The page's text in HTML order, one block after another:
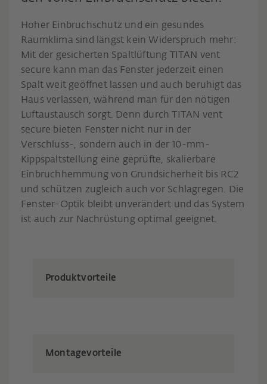
Hoher Einbruchschutz und ein gesundes
Raumklima sind längst kein Widerspruch mehr:
Mit der gesicherten Spaltlüftung TITAN vent
secure kann man das Fenster jederzeit einen
Spalt weit geöffnet lassen und auch beruhigt das
Haus verlassen, während man für den nötigen
Luftaustausch sorgt. Denn durch TITAN vent
secure bieten Fenster nicht nur in der
Verschluss-, sondern auch in der 10-mm-
Kippspaltstellung eine geprüfte, skalierbare
Einbruchhemmung von Grundsicherheit bis RC2
und schützen zugleich auch vor Schlagregen. Die
Fenster-Optik bleibt unverändert und das System
ist auch zur Nachrüstung optimal geeignet.
Produktvorteile
Montagevorteile